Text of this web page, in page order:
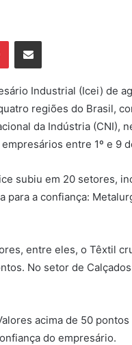
Industrial (Icei) de
regiões do Brasil,
da Indústria (CNI),
entre 1º e 9
subiu em 20 setores,
para a confiança:
entre eles, o Têxtil
No setor de
acima de 50
do empresário.